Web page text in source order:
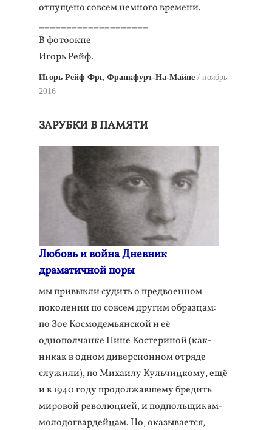
отпущено совсем немного времени.
____________________
В фотоокне
Игорь Рейф.
Игорь Рейф Фрг, Франкфурт-На-Майне
ноябрь
2016
ЗАРУБКИ В ПАМЯТИ
Любовь и война Дневник
драматичной поры
мы привыкли судить о предвоенном
поколении по совсем другим образцам:
по Зое Космодемьянской и её
однополчанке Нине Костериной (как-
никак в одном диверсионном отряде
служили), по Михаилу Кульчицкому, ещё
и в 1940 году продолжавшему бредить
мировой революцией, и подпольщикам-
молодогвардейцам. Но, оказывается,